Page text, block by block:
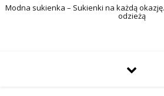
Modna sukienka – Sukienki na każdą
odzieżą